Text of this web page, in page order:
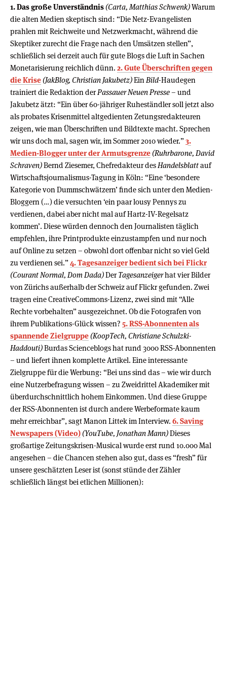
1. Das große Unverständnis (Carta, Matthias Schwenk)Warum
die alten Medien skeptisch sind: “Die Netz-Evangelisten
prahlen mit Reichweite und Netzwerkmacht, während die
Skeptiker zurecht die Frage nach den Umsätzen stellen”,
schließlich sei derzeit auch für gute Blogs die Luft in Sachen
Monetarisierung reichlich dünn. 2. Gute Überschriften gegen
die Krise (JakBlog, Christian Jakubetz)Ein Bild-Haudegen
trainiert die Redaktion derPassauer Neuen Presse– und
Jakubetz ätzt: “Ein über 60-jähriger Ruheständler soll jetzt also
als probates Krisenmittel altgedienten Zetungsredakteuren
zeigen, wie man Überschriften und Bildtexte macht. Sprechen
wir uns doch mal, sagen wir, im Sommer 2010 wieder.”3.
Medien-Blogger unter der Armutsgrenze (Ruhrbarone, David
Schraven)Bernd Ziesemer, Chefredakteur des Handelsblattauf
Wirtschaftsjournalismus-Tagung in Köln: “Eine ‘besondere
Kategorie von Dummschwätzern’ finde sich unter den Medien-
Bloggern (…) die versuchten ‘ein paar lousy Pennys zu
verdienen, dabei aber nicht mal auf Hartz-IV-Regelsatz
kommen’. Diese würden dennoch den Journalisten täglich
empfehlen, ihre Printprodukte einzustampfen und nur noch
auf Online zu setzen – obwohl dort offenbar nicht so viel Geld
zu verdienen sei.”4. Tagesanzeiger bedient sich bei Flickr
(Courant Normal, Dom Dada)DerTagesanzeigerhat vier Bilder
von Zürichs außerhalb der Schweiz auf Flickr gefunden. Zwei
tragen eine CreativeCommons-Lizenz, zwei sind mit “Alle
Rechte vorbehalten” ausgezeichnet. Ob die Fotografen von
ihrem Publikations-Glück wissen? 5. RSS-Abonnenten als
spannende Zielgruppe (KoopTech, Christiane Schulzki-
Haddouti)Burdas Scienceblogs hat rund 3000 RSS-Abonnenten
– und liefert ihnen komplette Artikel. Eine interessante
Zielgruppe für die Werbung: “Bei uns sind das – wie wir durch
eine Nutzerbefragung wissen – zu Zweidrittel Akademiker mit
überdurchschnittlich hohem Einkommen. Und diese Gruppe
der RSS-Abonnenten ist durch andere Werbeformate kaum
mehr erreichbar”, sagt Manon Littek im Interview. 6. Saving
Newspapers (Video) (YouTube, Jonathan Mann)Dieses
großartige Zeitungskrisen-Musical wurde erst rund 10.000 Mal
angesehen – die Chancen stehen also gut, dass es “fresh” für
unsere geschätzten Leser ist (sonst stünde der Zähler
schließlich längst bei etlichen Millionen):